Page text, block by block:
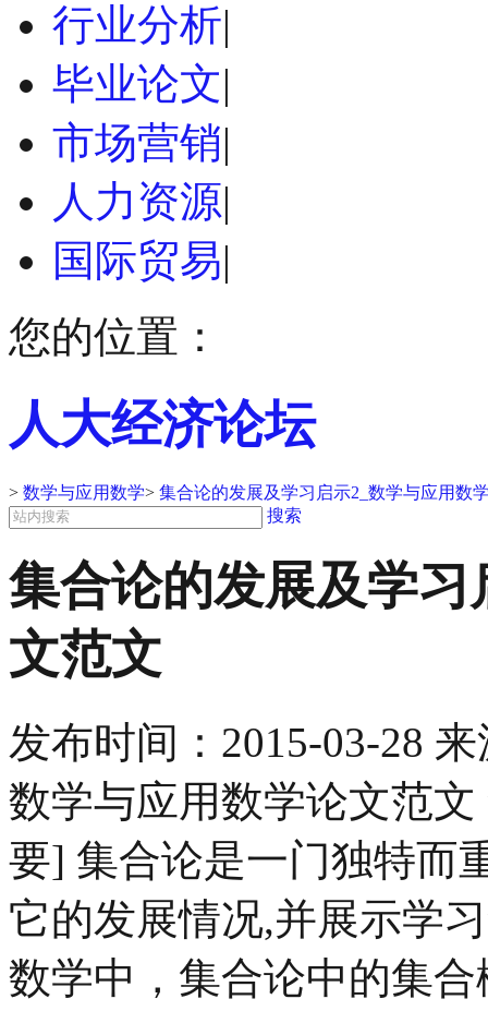
行业分析|
毕业论文|
市场营销|
人力资源|
国际贸易|
您的位置：
人大经济论坛
> 数学与应用数学> 集合论的发展及学习启示2_数学与应用数
搜索
集合论的发展及学
文范文
发布时间： 2015-03-28 来
数学与应用数学论文范
要] 集合论是一门独特而
它的发展情况,并展示学
数学中，集合论中的集